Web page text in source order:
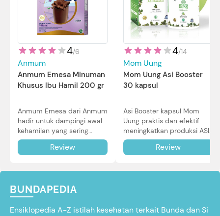
4/6
Anmum
Anmum Emesa Minuman
Khusus Ibu Hamil 200 gr
Anmum Emesa dari Anmum
hadir untuk dampingi awal
kehamilan yang sering
diiringi dengan mual dan
muntah. Simak reviewnya di
Review
4/14
Mom Uung
Mom Uung Asi Booster
30 kapsul
Asi Booster kapsul Mom
Uung praktis dan efektif
meningkatkan produksi ASI
Bunda untuk Si Kecil. Simak
review lengkapnya di sini.
Review
BUNDAPEDIA
Ensiklopedia A-Z istilah kesehatan terkait Bunda dan Si